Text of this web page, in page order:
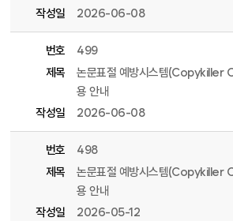
작성일
2026-06-08
번호
499
제목
논문표절 예방시스템(Copykiller
용 안내
작성일
2026-06-08
번호
498
제목
논문표절 예방시스템(Copykiller
용 안내
작성일
2026-05-12